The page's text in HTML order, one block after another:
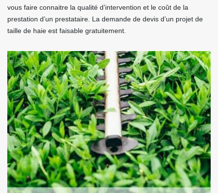
vous faire connaitre la qualité d’intervention et le coût de la
prestation d’un prestataire. La demande de devis d’un projet de
taille de haie est faisable gratuitement.